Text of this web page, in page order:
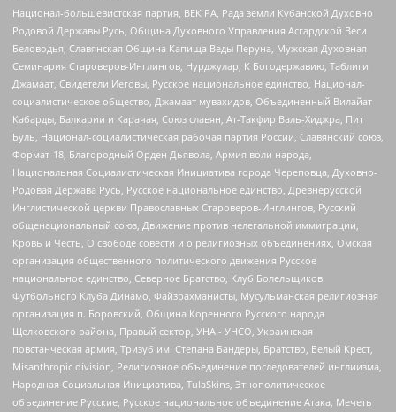
Национал-большевистская партия, ВЕК РА, Рада земли Кубанской Духовно
Родовой Державы Русь, Община Духовного Управления Асгардской Веси
Беловодья, Славянская Община Капища Веды Перуна, Мужская Духовная
Семинария Староверов-Инглингов, Нурджулар, К Богодержавию, Таблиги
Джамаат, Свидетели Иеговы, Русское национальное единство, Национал-
социалистическое общество, Джамаат мувахидов, Объединенный Вилайат
Кабарды, Балкарии и Карачая, Союз славян, Ат-Такфир Валь-Хиджра, Пит
Буль, Национал-социалистическая рабочая партия России, Славянский союз,
Формат-18, Благородный Орден Дьявола, Армия воли народа,
Национальная Социалистическая Инициатива города Череповца, Духовно-
Родовая Держава Русь, Русское национальное единство, Древнерусской
Инглистической церкви Православных Староверов-Инглингов, Русский
общенациональный союз, Движение против нелегальной иммиграции,
Кровь и Честь, О свободе совести и о религиозных объединениях, Омская
организация общественного политического движения Русское
национальное единство, Северное Братство, Клуб Болельщиков
Футбольного Клуба Динамо, Файзрахманисты, Мусульманская религиозная
организация п. Боровский, Община Коренного Русского народа
Щелковского района, Правый сектор, УНА - УНСО, Украинская
повстанческая армия, Тризуб им. Степана Бандеры, Братство, Белый Крест,
Misanthropic division, Религиозное объединение последователей инглиизма,
Народная Социальная Инициатива, TulaSkins, Этнополитическое
объединение Русские, Русское национальное объединение Атака, Мечеть